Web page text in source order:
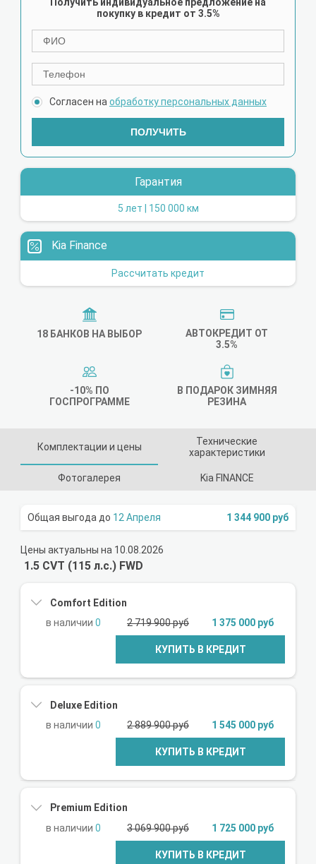
покупку в кредит от 3.5%
Согласен на обработку персональных данных
ПОЛУЧИТЬ
Гарантия
5 лет | 150 000 км
Kia Finance
Рассчитать кредит
18 БАНКОВ НА ВЫБОР
АВТОКРЕДИТ ОТ
3.5%
-10% ПО
ГОСПРОГРАММЕ
В ПОДАРОК ЗИМНЯЯ
РЕЗИНА
Комплектации и цены
Технические
характеристики
Фотогалерея Kia FINANCE
12 Апреля 1 344 900 руб
Цены актуальны на 10.08.2026
1.5 CVT (115 л.с.) FWD
Comfort Edition
0
2 719 900 руб 1 375 000 руб
КУПИТЬ В КРЕДИТ
Deluxe Edition
0
2 889 900 руб 1 545 000 руб
КУПИТЬ В КРЕДИТ
Premium Edition
0
3 069 900 руб 1 725 000 руб
КУПИТЬ В КРЕДИТ